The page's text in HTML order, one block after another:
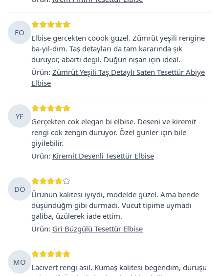
FO
Elbise gercekten coook guzel. Zümrüt yeşili rengine
ba-yıl-dım. Taş detayları da tam kararında şık
duruyor, abartı degil. Düğün nişan için ideal.
Ürün: Zümrüt Yeşili Taş Detaylı Saten Tesettür Abiye
Elbise
YF
Gerçekten cok elegan bi elbise. Deseni ve kiremit
rengi cok zengin duruyor. Özel günler için bile
giyilebilir.
Ürün: Kiremit Desenli Tesettür Elbise
DÖ
Ürünün kalitesi iyiydi, modelde güzel. Ama bende
düşündüğm gibi durmadı. Vücut tipime uymadı
galiba, üzülerek iade ettim.
Ürün: Gri Büzgülü Tesettür Elbise
MÖ
Lacivert rengi asil. Kumaş kalitesi begendim, duruşu